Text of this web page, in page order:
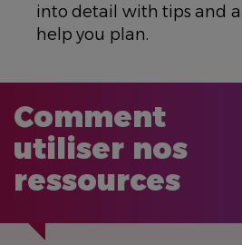
into detail with tips and
help you plan.
Comment
utiliser nos
ressources